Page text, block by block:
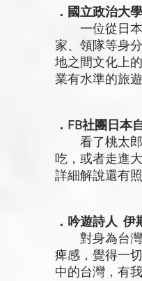
．國立政治大
一位從日本
家、領隊等身
地之間文化上
業有水準的旅
．FB社團日本
看了桃太郎
吃，或者走進
詳細解說還有
．吟遊詩人
對身為台灣
痺感，覺得一
中的台灣，有